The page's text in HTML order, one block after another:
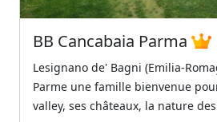
BB Cancabaia Parma
Lesignano de' Bagni (Emilia-
Parme une famille bienvenue
valley, ses châteaux, la nature